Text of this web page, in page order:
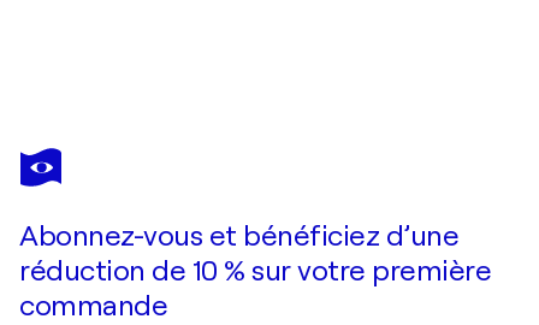
MARC
TODD
Je passe commande
Abonnez-vous et bénéficiez d’une
réduction de 10 % sur votre première
commande